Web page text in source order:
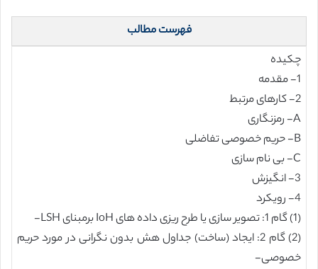
فهرست مطالب
چکیده
1- مقدمه
2- کارهای مرتبط
A- رمزنگاری
B- حریم خصوصی تفاضلی
C- بی نام سازی
3- انگیزش
4- رویکرد
(1) گام 1: تصویر سازی یا طرح ریزی داده های IoH برمبنای LSH-
(2) گام 2: ایجاد (ساخت) جداول هش بدون نگرانی در مورد حریم
خصوصی-